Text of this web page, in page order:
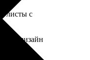
с
дизайн